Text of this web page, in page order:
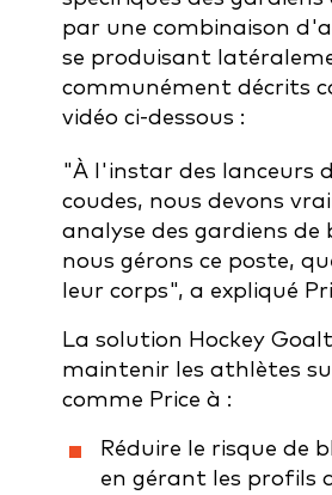
par une combinaison
se produisant
communément décrits
vidéo ci-dessous :
"À l'instar des lanceurs
coudes, nous devons
analyse des gardiens
nous gérons ce poste,
leur corps", a expliqué
La solution Hockey
maintenir les athlètes
comme Price à :
Réduire le risque de
en gérant les profils